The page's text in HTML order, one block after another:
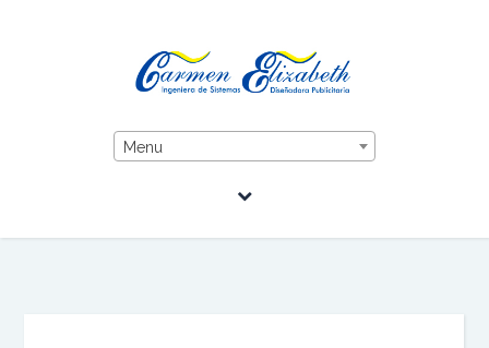
Menu